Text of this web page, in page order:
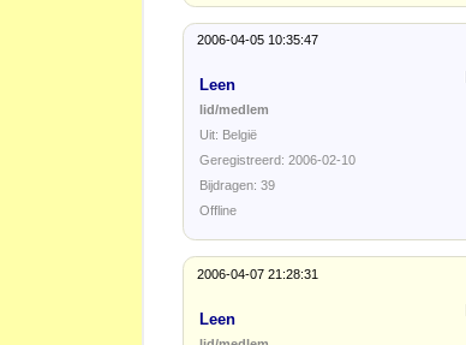
2006-04-05 10:35:47
Leen
lid/medlem
Uit: België
Geregistreerd: 2006-02-10
Bijdragen: 39
Offline
2006-04-07 21:28:31
Leen